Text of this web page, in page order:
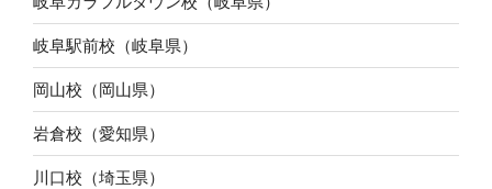
岐阜駅前校（岐阜県）
岡山校（岡山県）
岩倉校（愛知県）
川口校（埼玉県）